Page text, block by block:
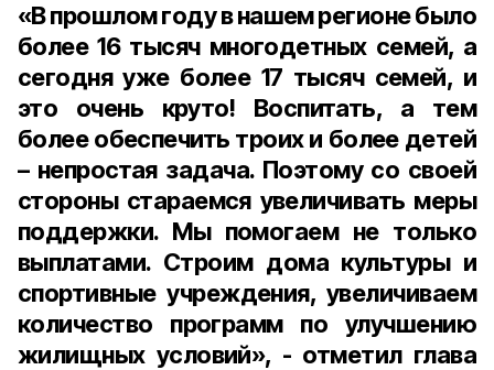
«В прошлом году в нашем регионе было
более 16 тысяч многодетных семей, а
сегодня уже более 17 тысяч семей, и
это очень круто! Воспитать, а тем
более обеспечить троих и более детей
– непростая задача. Поэтому со своей
стороны стараемся увеличивать меры
поддержки. Мы помогаем не только
выплатами. Строим дома культуры и
спортивные учреждения, увеличиваем
количество программ по улучшению
жилищных условий», - отметил глава